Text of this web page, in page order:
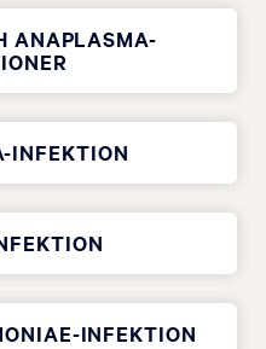
ANAPLASMA-
INFEKTION
INFEKTION